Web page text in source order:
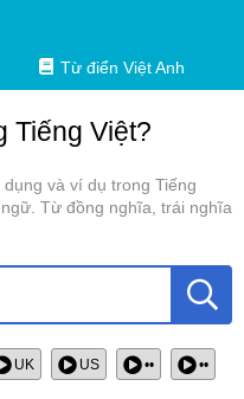
Từ điển Việt Anh
Tiếng Việt?
và ví dụ trong Tiếng
Từ đồng nghĩa, trái nghĩa
UK US •• ••